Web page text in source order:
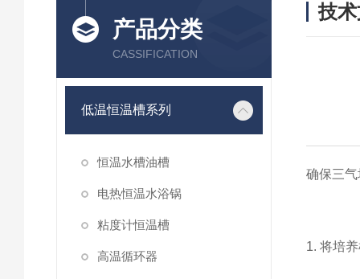
产品分类
CASSIFICATION
低温恒温槽系列
恒温水槽油槽
电热恒温水浴锅
粘度计恒温槽
高温循环器
技
确保三
1. 将培